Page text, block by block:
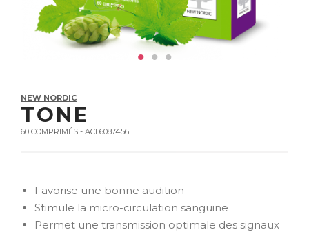
NEW NORDIC
TONE
60 COMPRIMÉS - ACL6087456
Favorise une bonne audition
Stimule la micro-circulation sanguine
Permet une transmission optimale des signaux